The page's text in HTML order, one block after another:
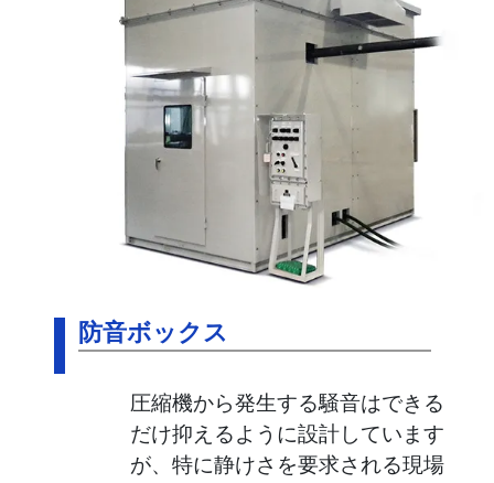
防音ボックス
圧縮機から発生する騒音はできる
だけ抑えるように設計しています
が、特に静けさを要求される現場